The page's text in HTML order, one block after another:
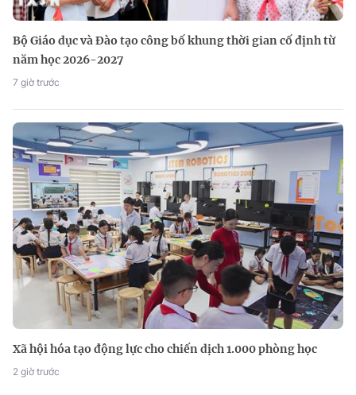
Bộ Giáo dục và Đào tạo công bố khung thời gian cố định từ
năm học 2026-2027
7 giờ trước
Xã hội hóa tạo động lực cho chiến dịch 1.000 phòng học
2 giờ trước